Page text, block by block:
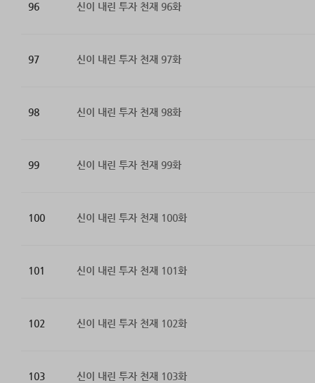
96 신이 내린 투자 천재 96화
97 신이 내린 투자 천재 97화
98 신이 내린 투자 천재 98화
99 신이 내린 투자 천재 99화
100 신이 내린 투자 천재 100화
101 신이 내린 투자 천재 101화
102 신이 내린 투자 천재 102화
103 신이 내린 투자 천재 103화